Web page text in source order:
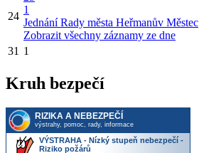
24
1
Jednání Rady města Heřmanův Městec
Zobrazit všechny záznamy ze dne
31 1
Kruh bezpečí